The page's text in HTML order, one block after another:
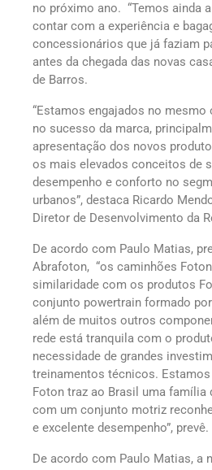
no próximo ano. “Temos ainda
contar com a experiência e
concessionários que já faziam
antes da chegada das novas
de Barros.
“Estamos engajados no
no sucesso da marca,
apresentação dos novos
os mais elevados conceitos de
desempenho e conforto no
urbanos”, destaca Ricardo
Diretor de Desenvolvimento da
De acordo com Paulo Matias,
Abrafoton, “os caminhões
similaridade com os produtos
conjunto powertrain formado
além de muitos outros
rede está tranquila com o
necessidade de grandes
treinamentos técnicos.
Foton traz ao Brasil uma família
com um conjunto motriz
e excelente desempenho”, prevê.
De acordo com Paulo Matias, a